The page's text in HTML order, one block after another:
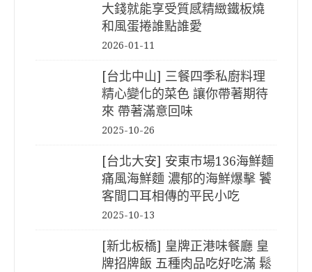
大錢就能享受質感精緻鐵板燒
和風蛋捲誰點誰愛
2026-01-11
[台北中山] 三餐四季私廚料理
精心變化的菜色 讓你帶著期待
來 帶著滿意回味
2025-10-26
[台北大安] 安東市場136海鮮麵
痛風海鮮麵 濃郁的海鮮爆擊 饕
客間口耳相傳的平民小吃
2025-10-13
[新北板橋] 皇牌正港味餐廳 皇
牌招牌飯 五種肉品吃好吃滿 鬆